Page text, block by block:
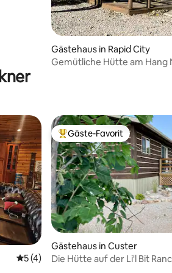
Gästehaus in Rapid City
Gemütliche Hütte am Hang
Bewertungen
Durchschnittliche Bewertung: 5 von
5 (4)
Beliebter Gäste-Favorit.
Gäste-Favorit
Gästehaus in Custer
Die Hütte auf der Li'l Bit